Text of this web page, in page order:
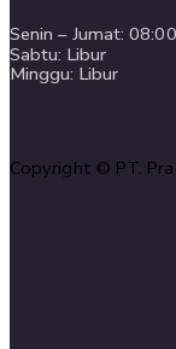
Senin – Jumat:
Sabtu: Libur
Minggu: Libur
Copyright © PT.